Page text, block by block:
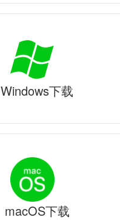
Windows下载
macOS下载